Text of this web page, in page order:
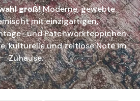
groß!Moderne, gewebte
mit einzigartigen,
und Patchworkteppichen.
kulturelle und zeitlose Note im
Zuhause.